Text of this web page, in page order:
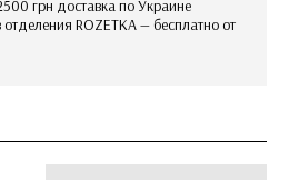
ROZETKA — бесплатно от